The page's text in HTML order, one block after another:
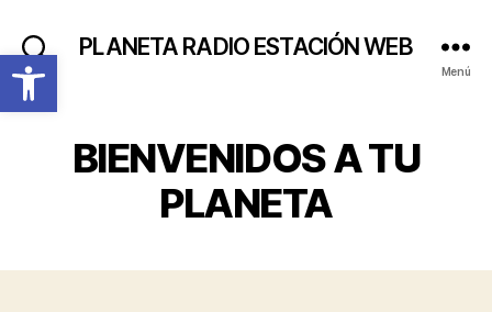
Abrir barra de herramientas
Buscar
PLANETA RADIO ESTACIÓN WEB
Menú
BIENVENIDOS A TU
PLANETA